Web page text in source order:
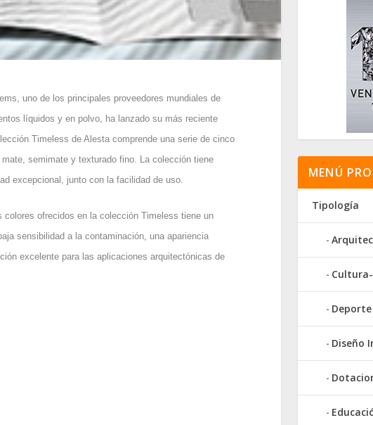
uno de los principales proveedores mundiales de
líquidos y en polvo, ha lanzado su más reciente
Timeless de Alesta comprende una serie de cinco
semimate y texturado fino. La colección tiene
excepcional, junto con la facilidad de uso.
ofrecidos en la colección Timeless tiene un
sensibilidad a la contaminación, una apariencia
excelente para las aplicaciones arquitectónicas de
MENÚ
Tipología
Deporte
Diseño